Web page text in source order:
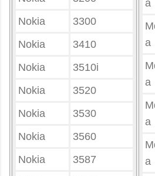
Nokia
3300
Nokia
3410
Nokia
3510i
Nokia
3520
Nokia
3530
Nokia
3560
Nokia
3587
a
a
a
a
a